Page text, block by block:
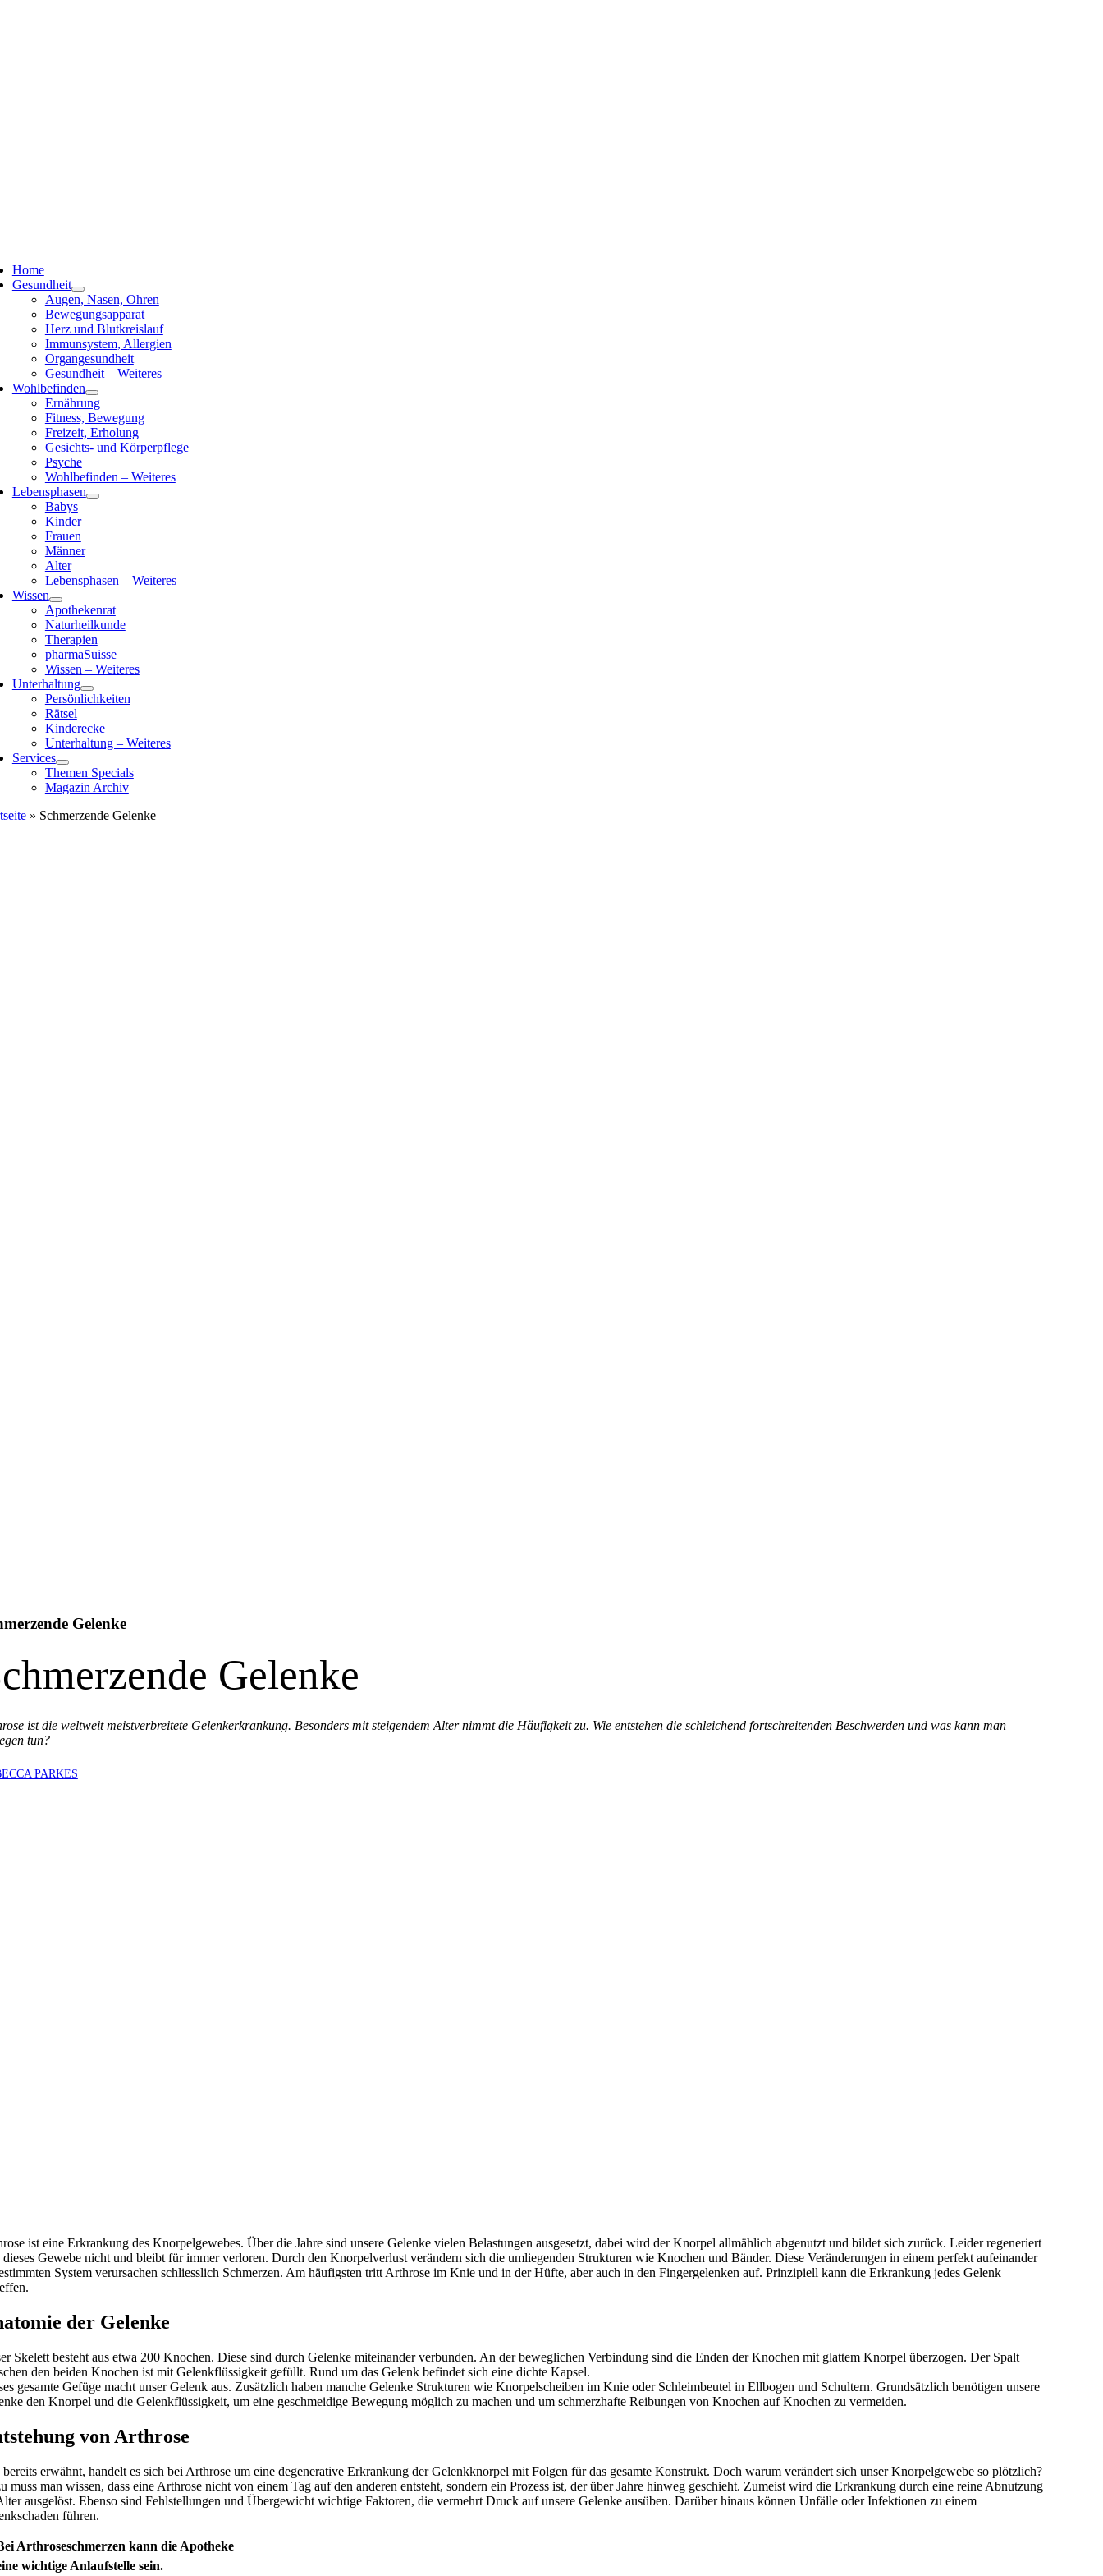
Home
Gesundheit
Augen, Nasen, Ohren
Bewegungsapparat
Herz und Blutkreislauf
Immunsystem, Allergien
Organgesundheit
Gesundheit – Weiteres
Wohlbefinden
Ernährung
Fitness, Bewegung
Freizeit, Erholung
Gesichts- und Körperpflege
Psyche
Wohlbefinden – Weiteres
Lebensphasen
Babys
Kinder
Frauen
Männer
Alter
Lebensphasen – Weiteres
Wissen
Apothekenrat
Naturheilkunde
Therapien
pharmaSuisse
Wissen – Weiteres
Unterhaltung
Persönlichkeiten
Rätsel
Kinderecke
Unterhaltung – Weiteres
Services
Themen Specials
Magazin Archiv
» Schmerzende Gelenke
Gelenke
Gelenke
ist die weltweit meistverbreitete Gelenkerkrankung. Besonders mit steigendem Alter nimmt die Häufigkeit zu. Wie entstehen die schleichend fortschreitenden Beschwerden und was kann man
tun?
PARKES
ist eine Erkrankung des Knorpelgewebes. Über die Jahre sind unsere Gelenke vielen Belastungen ausgesetzt, dabei wird der Knorpel allmählich abgenutzt und bildet sich zurück. Leider regeneriert
dieses Gewebe nicht und bleibt für immer verloren. Durch den Knorpelverlust verändern sich die umliegenden Strukturen wie Knochen und Bänder. Diese Veränderungen in einem perfekt aufeinander
System verursachen schliesslich Schmerzen. Am häufigsten tritt Arthrose im Knie und in der Hüfte, aber auch in den Fingergelenken auf. Prinzipiell kann die Erkrankung jedes Gelenk
der Gelenke
Skelett besteht aus etwa 200 Knochen. Diese sind durch Gelenke miteinander verbunden. An der beweglichen Verbindung sind die Enden der Knochen mit glattem Knorpel überzogen. Der Spalt
den beiden Knochen ist mit Gelenkflüssigkeit gefüllt. Rund um das Gelenk befindet sich eine dichte Kapsel.
gesamte Gefüge macht unser Gelenk aus. Zusätzlich haben manche Gelenke Strukturen wie Knorpelscheiben im Knie oder Schleimbeutel in Ellbogen und Schultern. Grundsätzlich benötigen unsere
den Knorpel und die Gelenkflüssigkeit, um eine geschmeidige Bewegung möglich zu machen und um schmerzhafte Reibungen von Knochen auf Knochen zu vermeiden.
von Arthrose
bereits erwähnt, handelt es sich bei Arthrose um eine degenerative Erkrankung der Gelenkknorpel mit Folgen für das gesamte Konstrukt. Doch warum verändert sich unser Knorpelgewebe so plötzlich?
muss man wissen, dass eine Arthrose nicht von einem Tag auf den anderen entsteht, sondern ein Prozess ist, der über Jahre hinweg geschieht. Zumeist wird die Erkrankung durch eine reine Abnutzung
ausgelöst. Ebenso sind Fehlstellungen und Übergewicht wichtige Faktoren, die vermehrt Druck auf unsere Gelenke ausüben. Darüber hinaus können Unfälle oder Infektionen zu einem
führen.
Arthroseschmerzen kann die Apotheke
wichtige Anlaufstelle sein.